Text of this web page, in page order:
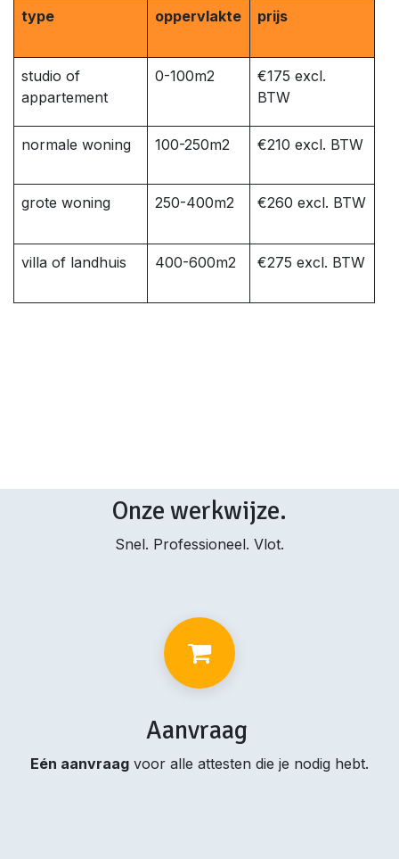
type oppervlakte prijs
studio of
appartement
0-100m2
€175 excl.
BTW
normale woning 100-250m2 €210 excl. BTW
grote woning 250-400m2 €260 excl. BTW
villa of landhuis 400-600m2 €275 excl. BTW
Onze werkwijze.
Snel. Professioneel. Vlot.
Aanvraag
Eén aanvraag voor alle attesten die je nodig hebt.